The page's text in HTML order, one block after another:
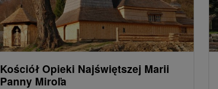
Kościół Opieki Najświętszej Marii
Panny Miroľa